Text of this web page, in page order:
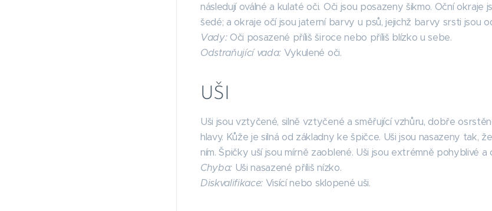
následují oválné a kulaté oči. Oči jsou posazeny šikmo. Oční
šedé; a okraje očí jsou jaterní barvy u psů, jejichž barvy srsti jsou
Vady:Oči posazené příliš široce nebo příliš blízko u sebe.
Odstraňující vada: Vykulené oči.
UŠI
Uši jsou vztyčené, silně vztyčené a směřující vzhůru, dobře
hlavy. Kůže je silná od základny ke špičce. Uši jsou nasazeny tak,
ním. Špičky uší jsou mírně zaoblené. Uši jsou extrémně pohyblivé a
Chyba: Uši nasazené příliš nízko.
Diskvalifikace: Visící nebo sklopené uši.